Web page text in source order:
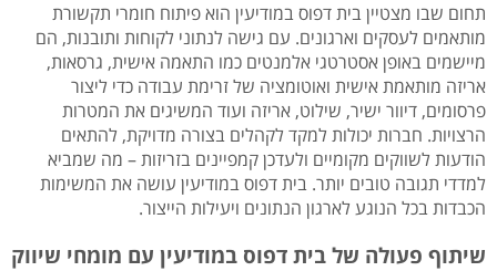
תחום שבו מצטיין בית דפוס במודיעין הוא פיתוח חומרי תקשורת
מותאמים לעסקים וארגונים. עם גישה לנתוני לקוחות ותובנות, הם
מיישמים באופן אסטרטגי אלמנטים כמו התאמה אישית, גרסאות,
אריזה מותאמת אישית ואוטומציה של זרימת עבודה כדי ליצור
פרסומים, דיוור ישיר, שילוט, אריזה ועוד המשיגים את המטרות
הרצויות. חברות יכולות למקד לקהלים בצורה מדויקת, להתאים
הודעות לשווקים מקומיים ולעדכן קמפיינים בזריזות – מה שמביא
למדדי תגובה טובים יותר. בית דפוס במודיעין עושה את המשימות
הכבדות בכל הנוגע לארגון הנתונים ויעילות הייצור.
שיתוף פעולה של בית דפוס במודיעין עם מומחי שיווק